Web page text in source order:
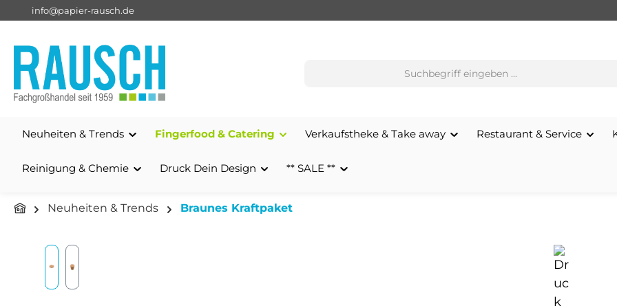
Zur Hauptnavigation springen
info@papier-rausch.de
Neuheiten & Trends Fingerfood & Catering Verkaufstheke & Take away Restaurant & Service
Reinigung & Chemie Druck Dein Design ** SALE **
Neuheiten & Trends Braunes Kraftpaket
Bildergalerie überspringen